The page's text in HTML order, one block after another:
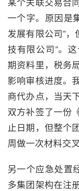
一个字。原因是
发展有限公司”
技有限公司”。
期资料里，税务
影响审核进度。
商代办点，当天
双方补签了一份
止日期，但整个
周做一次材料交
另一个应急处置
多集团架构在注